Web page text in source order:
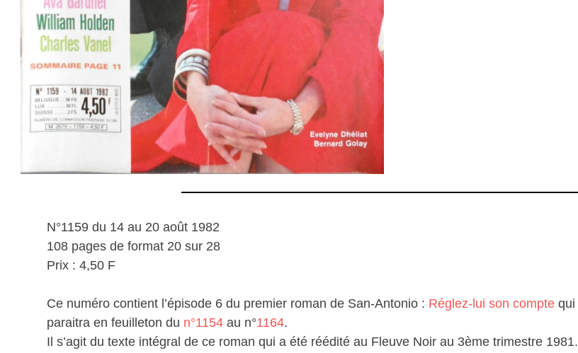
N°1159 du 14 au 20 août 1982
108 pages de format 20 sur 28
Prix : 4,50 F
Ce numéro contient l’épisode 6 du premier roman de San-Antonio : Réglez-lui son compte qui
paraitra en feuilleton du n°1154 au n°1164.
Il s’agit du texte intégral de ce roman qui a été réédité au Fleuve Noir au 3ème trimestre 1981.